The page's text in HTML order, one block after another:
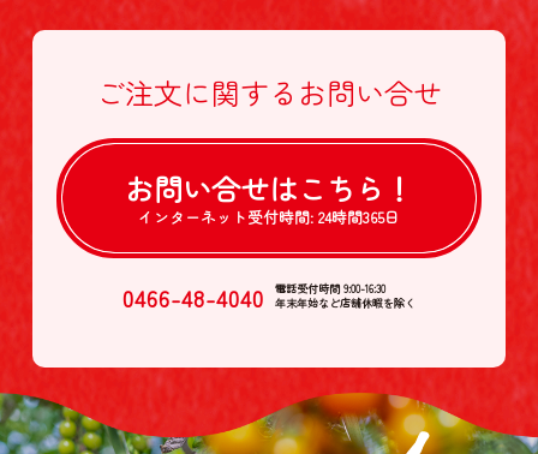
ご注文に関する お問い合せ
お問い合せはこちら！
インターネット受付時間: 24時間365日
0466-48-4040
電話受付時間 9:00-16:30
年末年始など店舗休暇を除く